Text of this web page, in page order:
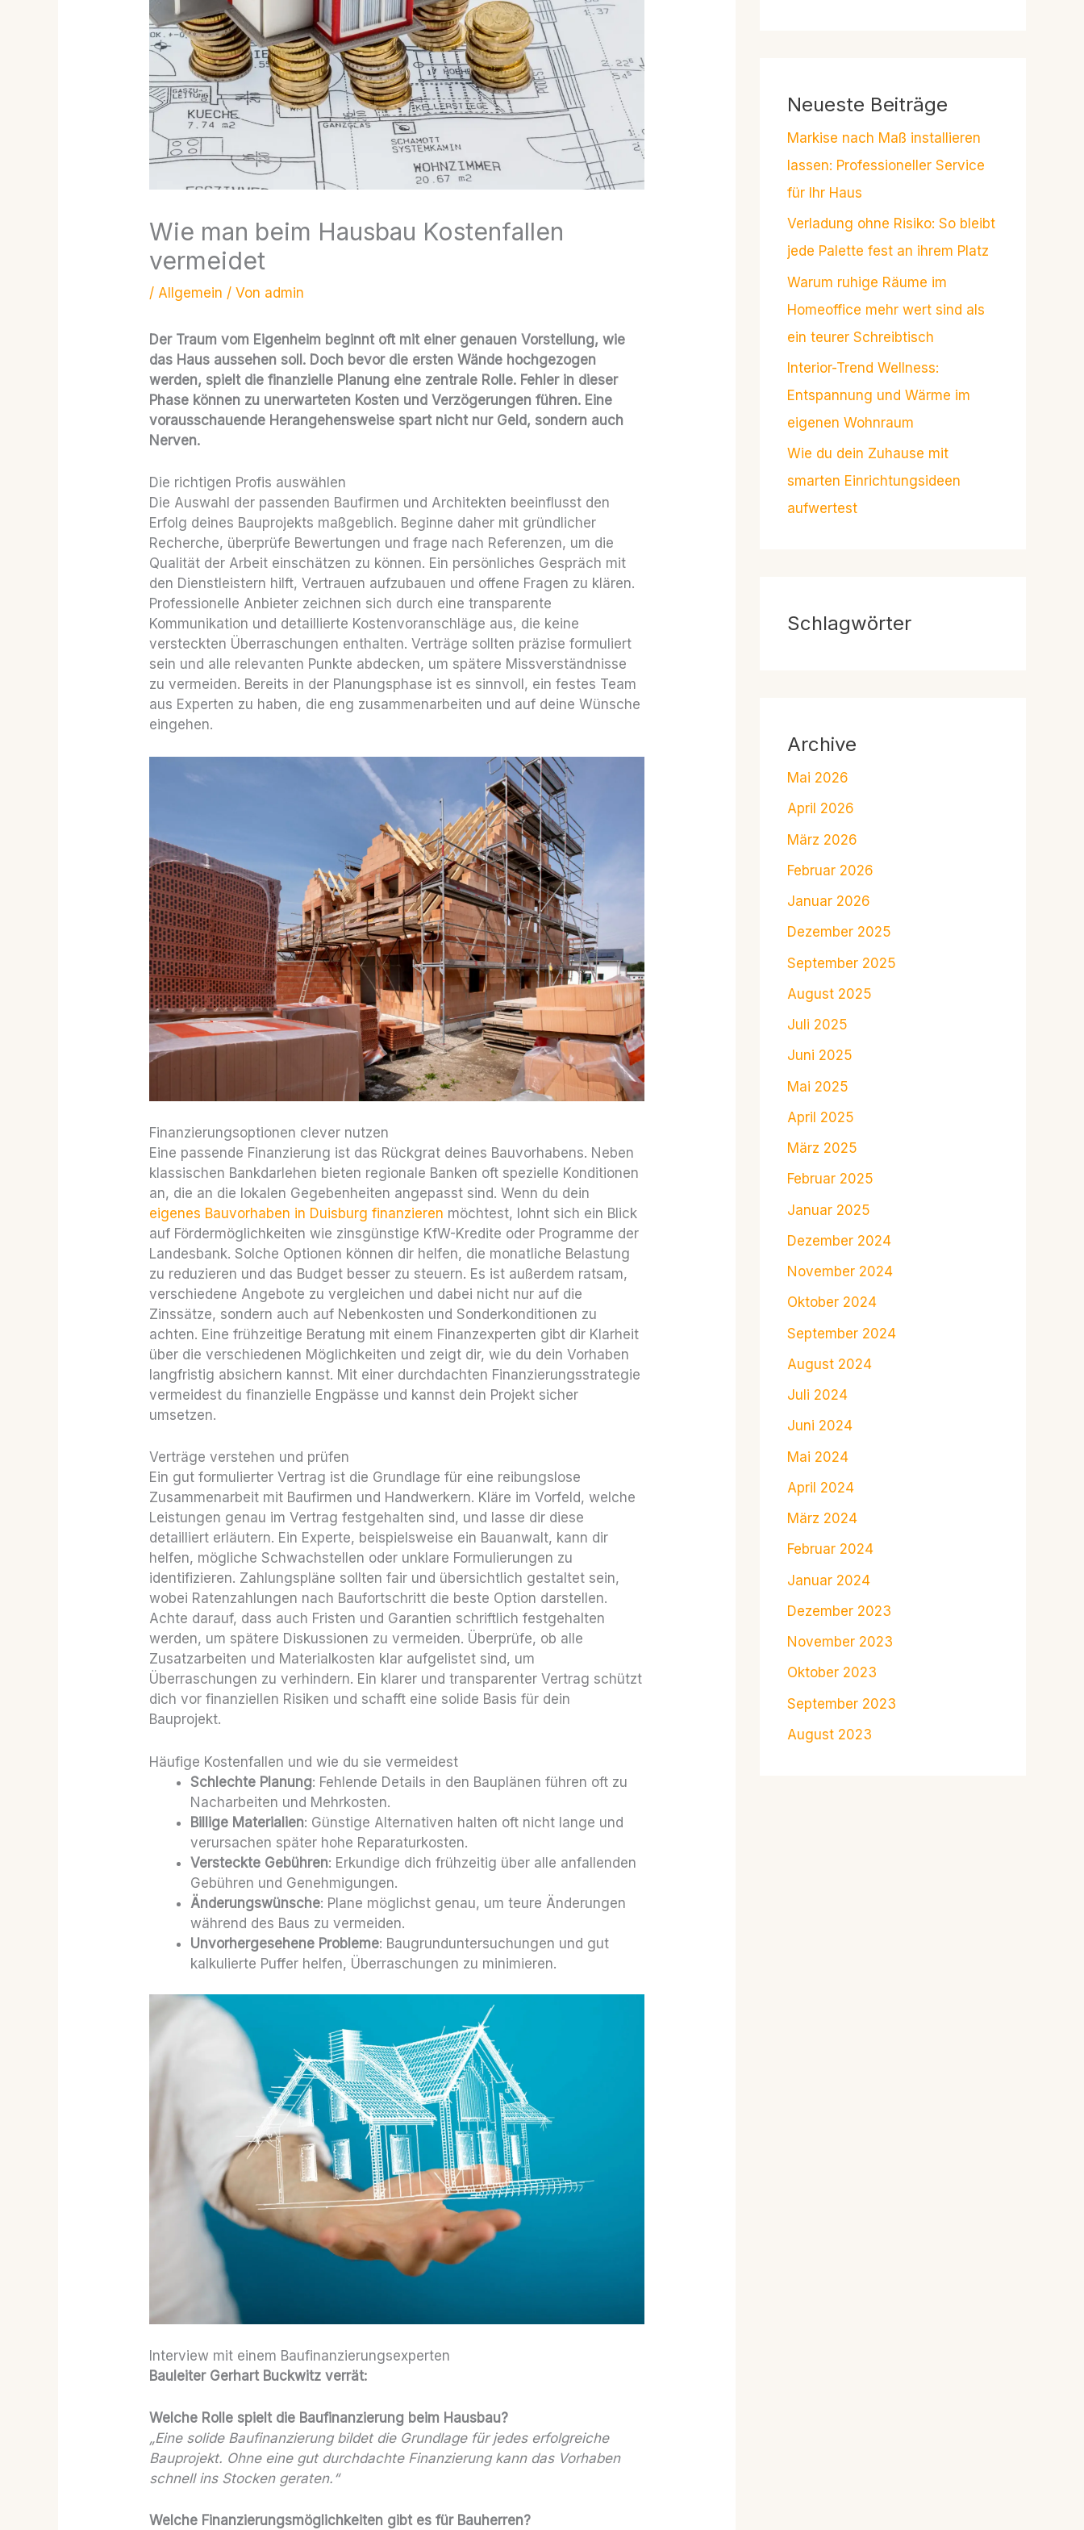
Wie man beim Hausbau Kostenfallen
vermeidet
/ Allgemein / Von admin
Der Traum vom Eigenheim beginnt oft mit einer genauen Vorstellung, wie
das Haus aussehen soll. Doch bevor die ersten Wände hochgezogen
werden, spielt die finanzielle Planung eine zentrale Rolle. Fehler in dieser
Phase können zu unerwarteten Kosten und Verzögerungen führen. Eine
vorausschauende Herangehensweise spart nicht nur Geld, sondern auch
Nerven.
Die richtigen Profis auswählen
Die Auswahl der passenden Baufirmen und Architekten beeinflusst den
Erfolg deines Bauprojekts maßgeblich. Beginne daher mit gründlicher
Recherche, überprüfe Bewertungen und frage nach Referenzen, um die
Qualität der Arbeit einschätzen zu können. Ein persönliches Gespräch mit
den Dienstleistern hilft, Vertrauen aufzubauen und offene Fragen zu klären.
Professionelle Anbieter zeichnen sich durch eine transparente
Kommunikation und detaillierte Kostenvoranschläge aus, die keine
versteckten Überraschungen enthalten. Verträge sollten präzise formuliert
sein und alle relevanten Punkte abdecken, um spätere Missverständnisse
zu vermeiden. Bereits in der Planungsphase ist es sinnvoll, ein festes Team
aus Experten zu haben, die eng zusammenarbeiten und auf deine Wünsche
eingehen.
Finanzierungsoptionen clever nutzen
Eine passende Finanzierung ist das Rückgrat deines Bauvorhabens. Neben
klassischen Bankdarlehen bieten regionale Banken oft spezielle Konditionen
an, die an die lokalen Gegebenheiten angepasst sind. Wenn du dein
eigenes Bauvorhaben in Duisburg finanzieren möchtest, lohnt sich ein Blick
auf Fördermöglichkeiten wie zinsgünstige KfW-Kredite oder Programme der
Landesbank. Solche Optionen können dir helfen, die monatliche Belastung
zu reduzieren und das Budget besser zu steuern. Es ist außerdem ratsam,
verschiedene Angebote zu vergleichen und dabei nicht nur auf die
Zinssätze, sondern auch auf Nebenkosten und Sonderkonditionen zu
achten. Eine frühzeitige Beratung mit einem Finanzexperten gibt dir Klarheit
über die verschiedenen Möglichkeiten und zeigt dir, wie du dein Vorhaben
langfristig absichern kannst. Mit einer durchdachten Finanzierungsstrategie
vermeidest du finanzielle Engpässe und kannst dein Projekt sicher
umsetzen.
Verträge verstehen und prüfen
Ein gut formulierter Vertrag ist die Grundlage für eine reibungslose
Zusammenarbeit mit Baufirmen und Handwerkern. Kläre im Vorfeld, welche
Leistungen genau im Vertrag festgehalten sind, und lasse dir diese
detailliert erläutern. Ein Experte, beispielsweise ein Bauanwalt, kann dir
helfen, mögliche Schwachstellen oder unklare Formulierungen zu
identifizieren. Zahlungspläne sollten fair und übersichtlich gestaltet sein,
wobei Ratenzahlungen nach Baufortschritt die beste Option darstellen.
Achte darauf, dass auch Fristen und Garantien schriftlich festgehalten
werden, um spätere Diskussionen zu vermeiden. Überprüfe, ob alle
Zusatzarbeiten und Materialkosten klar aufgelistet sind, um
Überraschungen zu verhindern. Ein klarer und transparenter Vertrag schützt
dich vor finanziellen Risiken und schafft eine solide Basis für dein
Bauprojekt.
Häufige Kostenfallen und wie du sie vermeidest
Schlechte Planung: Fehlende Details in den Bauplänen führen oft zu
Nacharbeiten und Mehrkosten.
Billige Materialien: Günstige Alternativen halten oft nicht lange und
verursachen später hohe Reparaturkosten.
Versteckte Gebühren: Erkundige dich frühzeitig über alle anfallenden
Gebühren und Genehmigungen.
Änderungswünsche: Plane möglichst genau, um teure Änderungen
während des Baus zu vermeiden.
Unvorhergesehene Probleme: Baugrunduntersuchungen und gut
kalkulierte Puffer helfen, Überraschungen zu minimieren.
Interview mit einem Baufinanzierungsexperten
Bauleiter Gerhart Buckwitz verrät:
Welche Rolle spielt die Baufinanzierung beim Hausbau?
„Eine solide Baufinanzierung bildet die Grundlage für jedes erfolgreiche
Bauprojekt. Ohne eine gut durchdachte Finanzierung kann das Vorhaben
schnell ins Stocken geraten.“
Welche Finanzierungsmöglichkeiten gibt es für Bauherren?
Neueste Beiträge
Markise nach Maß installieren
lassen: Professioneller Service
für Ihr Haus
Verladung ohne Risiko: So bleibt
jede Palette fest an ihrem Platz
Warum ruhige Räume im
Homeoffice mehr wert sind als
ein teurer Schreibtisch
Interior-Trend Wellness:
Entspannung und Wärme im
eigenen Wohnraum
Wie du dein Zuhause mit
smarten Einrichtungsideen
aufwertest
Schlagwörter
Archive
Mai 2026
April 2026
März 2026
Februar 2026
Januar 2026
Dezember 2025
September 2025
August 2025
Juli 2025
Juni 2025
Mai 2025
April 2025
März 2025
Februar 2025
Januar 2025
Dezember 2024
November 2024
Oktober 2024
September 2024
August 2024
Juli 2024
Juni 2024
Mai 2024
April 2024
März 2024
Februar 2024
Januar 2024
Dezember 2023
November 2023
Oktober 2023
September 2023
August 2023